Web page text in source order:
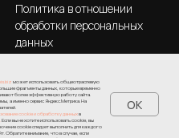
Политика в отношении
обработки персональных
данных
может использовать общеотраслевую
фрагменты данных, которые временно
более эффективную работу сайта.
а именно сервис Яндекс.Метрика. На
cookie и обработку данныхв
Если вы не хотите использовать cookie, вы
cookie следует выполнить для каждого
Обратите внимание, что в случае, если
OK
Tilda